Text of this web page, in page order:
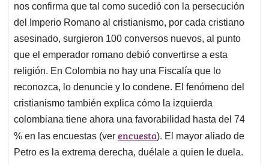
nos confirma que tal como sucedió con la persecución
del Imperio Romano al cristianismo, por cada cristiano
asesinado, surgieron 100 conversos nuevos, al punto
que el emperador romano debió convertirse a esta
religión. En Colombia no hay una Fiscalía que lo
reconozca, lo denuncie y lo condene. El fenómeno del
cristianismo también explica cómo la izquierda
colombiana tiene ahora una favorabilidad hasta del 74
% en las encuestas (ver encuesta). El mayor aliado de
Petro es la extrema derecha, duélale a quien le duela.